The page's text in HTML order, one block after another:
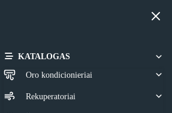
KAINOS PASIŪLYMAIS
SU MONTAVIMO PASLAUGA
KATALOGAS
Oro kondicionieriai
Rekuperatoriai